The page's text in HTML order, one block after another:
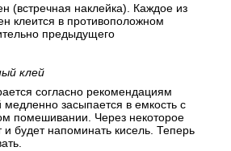
(встречная наклейка). Каждое из
клеится в противоположном
предыдущего
клей
согласно рекомендациям
медленно засыпается в емкость с
помешивании. Через некоторое
и будет напоминать кисель. Теперь